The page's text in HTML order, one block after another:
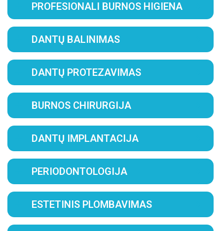
PROFESIONALI BURNOS HIGIENA
DANTŲ BALINIMAS
DANTŲ PROTEZAVIMAS
BURNOS CHIRURGIJA
DANTŲ IMPLANTACIJA
PERIODONTOLOGIJA
ESTETINIS PLOMBAVIMAS